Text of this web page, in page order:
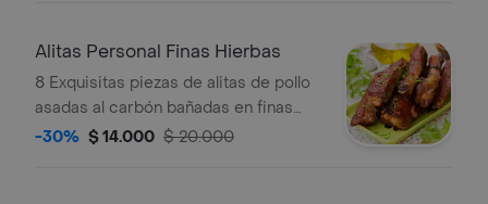
Alitas Personal Finas Hierbas
8 Exquisitas piezas de alitas de pollo
asadas al carbón bañadas en finas
hierbas, acompañadas con papas a la
-30% $ 14.000 $ 20.000